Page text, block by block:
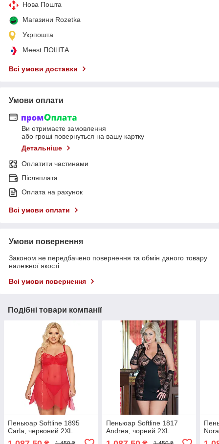
Нова Пошта
Магазини Rozetka
Укрпошта
Meest ПОШТА
Всі умови доставки
Умови оплати
Ви отримаєте замовлення
або гроші повернуться на вашу картку
Детальніше
Оплатити частинами
Післяплата
Оплата на рахунок
Всі умови оплати
Умови повернення
Законом не передбачено повернення та обмін даного товару
належної якості
Всі умови повернення
Подібні товари компанії
Пеньюар Softline 1895
Carla, червоний 2XL
Пеньюар Softline 1817
Andrea, чорний 2XL